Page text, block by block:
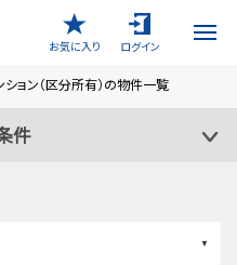
お気に入り
ログイン
ョン（区分所有）の物件一覧
件